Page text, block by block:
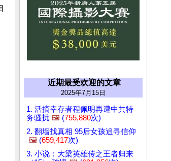
近期最受欢迎的文章
2025年7月15日
1. 活摘幸存者程佩明再遭中共特
务骚扰 🖼️ (755,880次)
2. 翻墙找真相 95后女孩追寻信仰
🖼️ (659,417次)
3. 小说：大梁英雄传之王者归来